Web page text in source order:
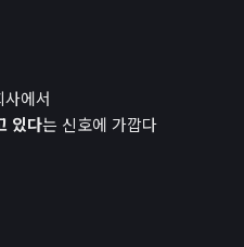
에서
있다는 신호에 가깝다